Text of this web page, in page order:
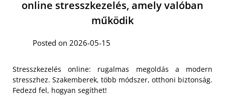
online stresszkezelés, amely valóban
működik
Posted on 2026-05-15
Stresszkezelés online: rugalmas megoldás a modern
stresszhez. Szakemberek, több módszer, otthoni biztonság.
Fedezd fel, hogyan segíthet!